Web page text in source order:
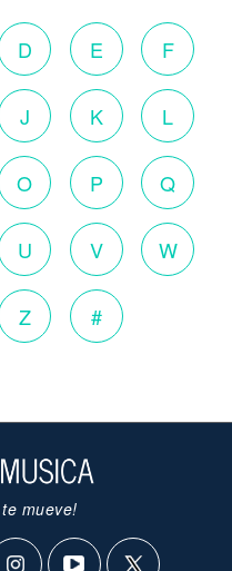
D E F
J K L
O P Q
U V W
Z #
mueve!